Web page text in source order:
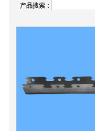
产品搜索：